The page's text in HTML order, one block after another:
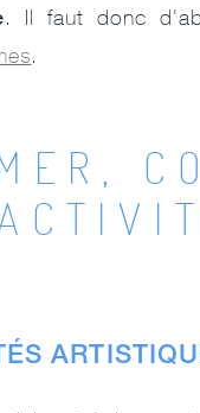
. Il faut donc
.